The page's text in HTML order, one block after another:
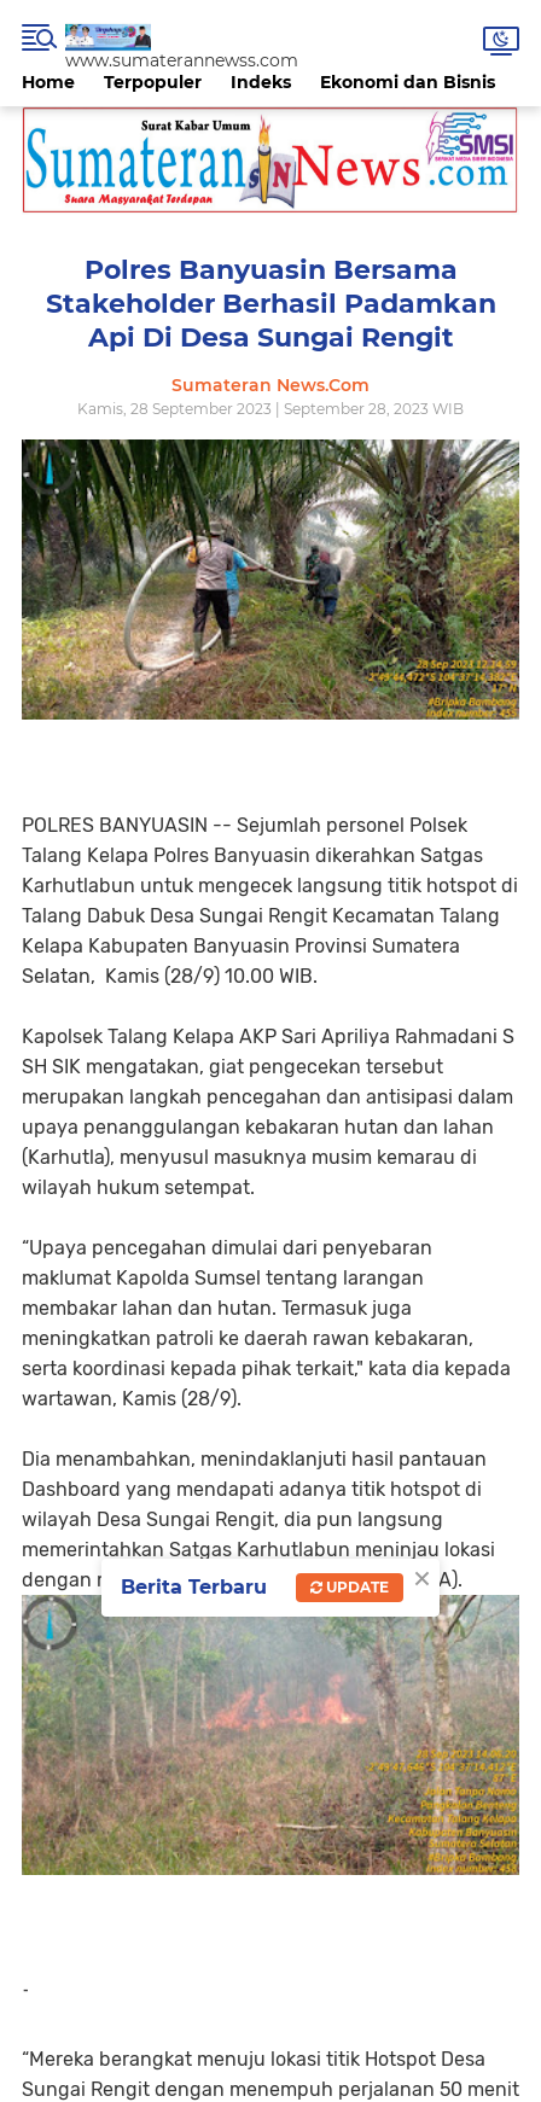
Home Terpopuler Indeks Ekonomi dan Bisnis
www.sumaterannewss.com
Polres Banyuasin Bersama
Stakeholder Berhasil Padamkan
Api Di Desa Sungai Rengit
Sumateran News.Com
Kamis, 28 September 2023 | September 28, 2023 WIB
POLRES BANYUASIN -- Sejumlah personel Polsek
Talang Kelapa Polres Banyuasin dikerahkan Satgas
Karhutlabun untuk mengecek langsung titik hotspot di
Talang Dabuk Desa Sungai Rengit Kecamatan Talang
Kelapa Kabupaten Banyuasin Provinsi Sumatera
Selatan, Kamis (28/9) 10.00 WIB.
Kapolsek Talang Kelapa AKP Sari Apriliya Rahmadani S
SH SIK mengatakan, giat pengecekan tersebut
merupakan langkah pencegahan dan antisipasi dalam
upaya penanggulangan kebakaran hutan dan lahan
(Karhutla), menyusul masuknya musim kemarau di
wilayah hukum setempat.
“Upaya pencegahan dimulai dari penyebaran
maklumat Kapolda Sumsel tentang larangan
membakar lahan dan hutan. Termasuk juga
meningkatkan patroli ke daerah rawan kebakaran,
serta koordinasi kepada pihak terkait," kata dia kepada
wartawan, Kamis (28/9).
Dia menambahkan, menindaklanjuti hasil pantauan
Dashboard yang mendapati adanya titik hotspot di
wilayah Desa Sungai Rengit, dia pun langsung
memerintahkan Satgas Karhutlabun meninjau lokasi
dengan melibatkan masyarakat peduli api (MPA).
-
“Mereka berangkat menuju lokasi titik Hotspot Desa
Sungai Rengit dengan menempuh perjalanan 50 menit
×
Berita Terbaru UPDATE